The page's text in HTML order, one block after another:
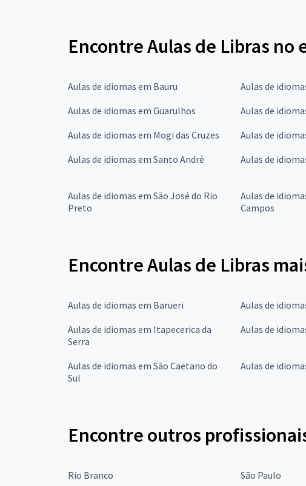
Encontre Aulas de Libras no
Aulas de idiomas em Bauru Aulas de
Aulas de idiomas em Guarulhos
Aulas de
Aulas de idiomas em Mogi das Cruzes
Aulas de
Aulas de idiomas em Santo André
Aulas de
Aulas de idiomas em São José do Rio
Preto
Aulas de
Campos
Encontre Aulas de Libras
Aulas de idiomas em Barueri Aulas de
Aulas de idiomas em Itapecerica da
Serra
Aulas de
Aulas de idiomas em São Caetano do
Sul
Aulas de
Encontre outros
Rio Branco São Paulo